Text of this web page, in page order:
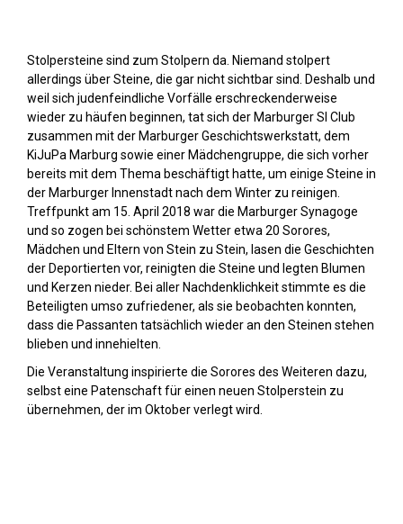
Stolpersteine sind zum Stolpern da. Niemand stolpert
allerdings über Steine, die gar nicht sichtbar sind. Deshalb und
weil sich judenfeindliche Vorfälle erschreckenderweise
wieder zu häufen beginnen, tat sich der Marburger SI Club
zusammen mit der Marburger Geschichtswerkstatt, dem
KiJuPa Marburg sowie einer Mädchengruppe, die sich vorher
bereits mit dem Thema beschäftigt hatte, um einige Steine in
der Marburger Innenstadt nach dem Winter zu reinigen.
Treffpunkt am 15. April 2018 war die Marburger Synagoge
und so zogen bei schönstem Wetter etwa 20 Sorores,
Mädchen und Eltern von Stein zu Stein, lasen die Geschichten
der Deportierten vor, reinigten die Steine und legten Blumen
und Kerzen nieder. Bei aller Nachdenklichkeit stimmte es die
Beteiligten umso zufriedener, als sie beobachten konnten,
dass die Passanten tatsächlich wieder an den Steinen stehen
blieben und innehielten.
Die Veranstaltung inspirierte die Sorores des Weiteren dazu,
selbst eine Patenschaft für einen neuen Stolperstein zu
übernehmen, der im Oktober verlegt wird.